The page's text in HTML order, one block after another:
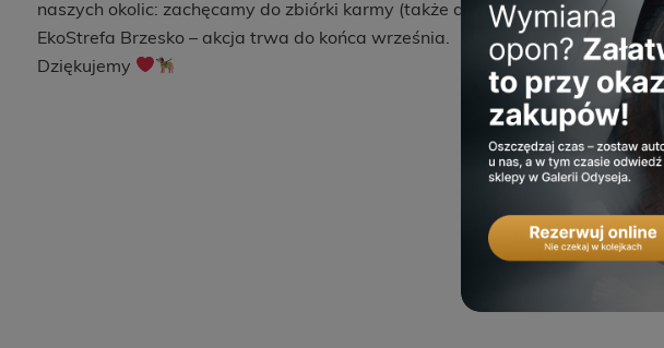
naszych okolic: zachęcamy do zbiórki karmy (także dla kotów
). Możecie
EkoStrefa Brzesko – akcja trwa do końca września.
Dziękujemy